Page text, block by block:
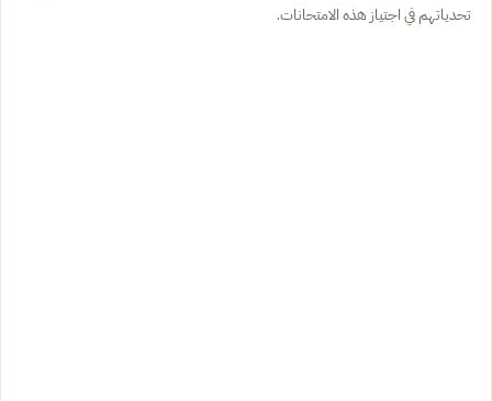
تحدياتهم في اجتياز هذه الامتحانات.